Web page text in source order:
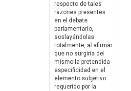
respecto de tales
razones presentes
en el debate
parlamentario,
soslayándolas
totalmente, al afirmar
que no surgiría del
mismo la pretendida
especificidad en el
elemento subjetivo
requerido por la